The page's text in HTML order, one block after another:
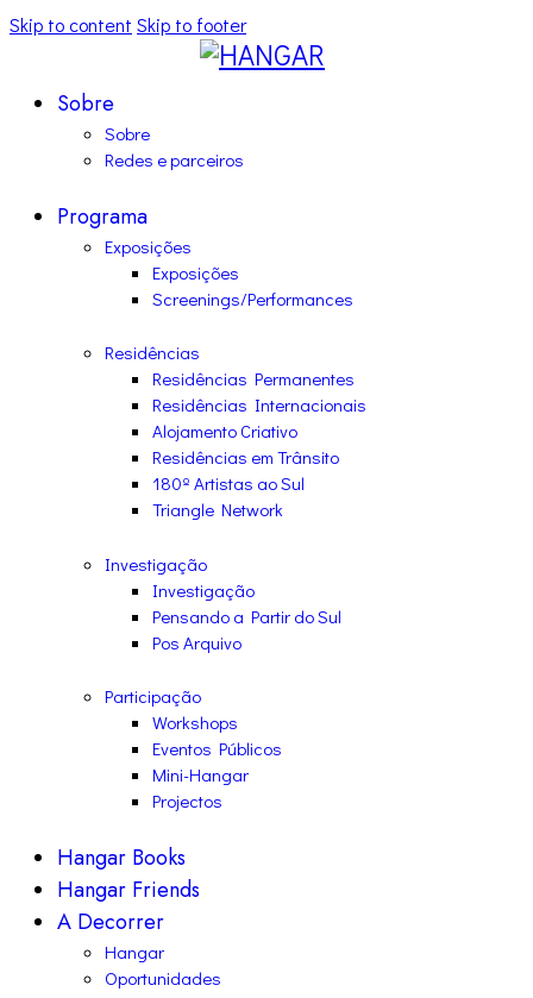
Skip to content Skip to footer
Sobre
Sobre
Redes e parceiros
Programa
Exposições
Exposições
Screenings/Performances
Residências
Residências Permanentes
Residências Internacionais
Alojamento Criativo
Residências em Trânsito
180º Artistas ao Sul
Triangle Network
Investigação
Investigação
Pensando a Partir do Sul
Pos Arquivo
Participação
Workshops
Eventos Públicos
Mini-Hangar
Projectos
Hangar Books
Hangar Friends
A Decorrer
Hangar
Oportunidades